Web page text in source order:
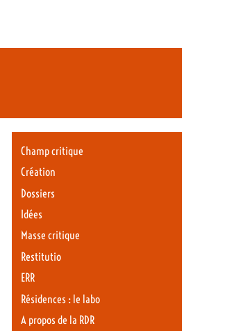
Champ critique
Création
Dossiers
Idées
Masse critique
Restitutio
ERR
Résidences : le labo
A propos de la RDR